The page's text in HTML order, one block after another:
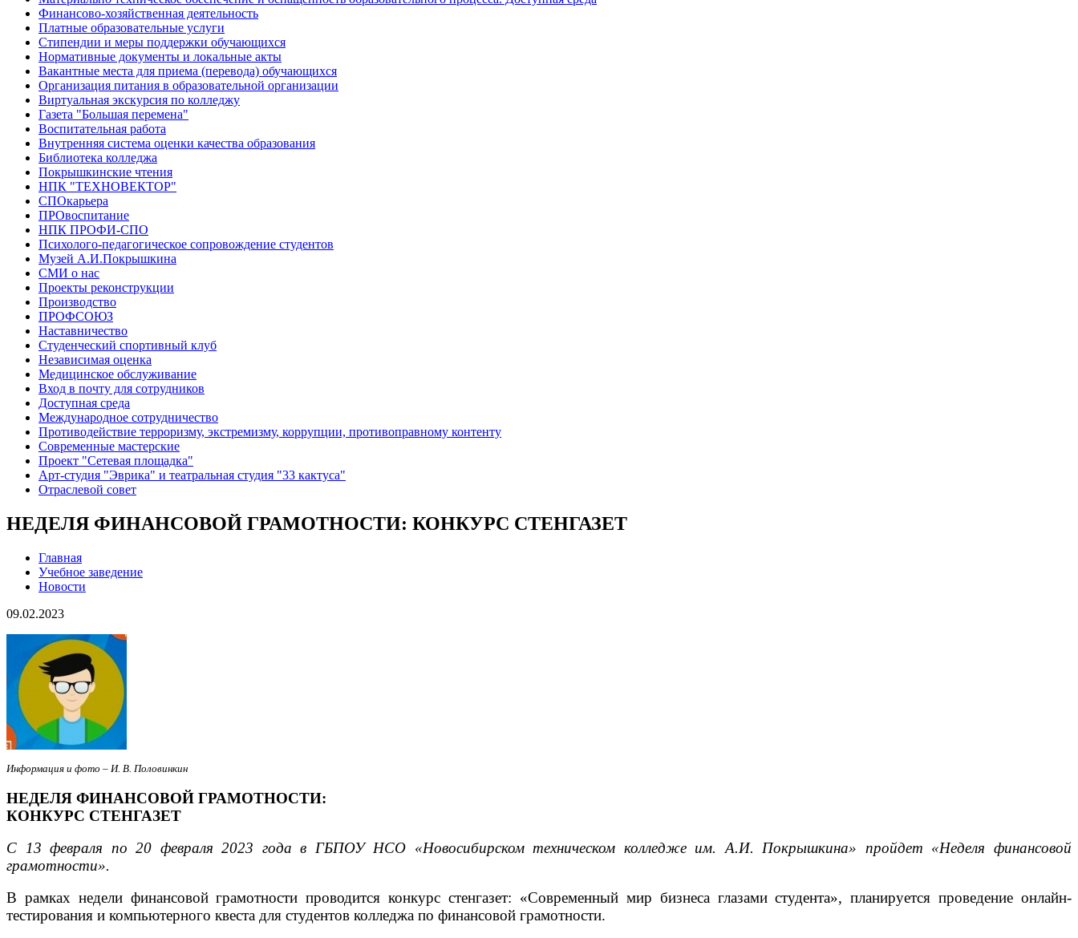
Финансово-хозяйственная деятельность
Платные образовательные услуги
Стипендии и меры поддержки обучающихся
Нормативные документы и локальные акты
Вакантные места для приема (перевода) обучающихся
Организация питания в образовательной организации
Виртуальная экскурсия по колледжу
Газета "Большая перемена"
Воспитательная работа
Внутренняя система оценки качества образования
Библиотека колледжа
Покрышкинские чтения
НПК "ТЕХНОВЕКТОР"
СПОкарьера
ПРОвоспитание
НПК ПРОФИ-СПО
Психолого-педагогическое сопровождение студентов
Музей А.И.Покрышкина
СМИ о нас
Проекты реконструкции
Производство
ПРОФСОЮЗ
Наставничество
Студенческий спортивный клуб
Независимая оценка
Медицинское обслуживание
Вход в почту для сотрудников
Доступная среда
Международное сотрудничество
Противодействие терроризму, экстремизму, коррупции, противоправному контенту
Современные мастерские
Проект "Сетевая площадка"
Арт-студия "Эврика" и театральная студия "33 кактуса"
Отраслевой совет
НЕДЕЛЯ ФИНАНСОВОЙ ГРАМОТНОСТИ: КОНКУРС СТЕНГАЗЕТ
Главная
Учебное заведение
Новости
09.02.2023
Информация и фото – И. В. Половинкин
НЕДЕЛЯ ФИНАНСОВОЙ ГРАМОТНОСТИ:
КОНКУРС СТЕНГАЗЕТ
С 13 февраля по 20 февраля 2023 года в ГБПОУ НСО «Новосибирском техническом колледже им. А.И. Покрышкина» пройдет «Неделя финансовой
грамотности».
В рамках недели финансовой грамотности проводится конкурс стенгазет: «Современный мир бизнеса глазами студента», планируется проведение онлайн-
тестирования и компьютерного квеста для студентов колледжа по финансовой грамотности.